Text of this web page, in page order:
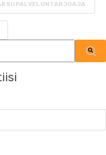
automaattinen
koska hakukenttä on